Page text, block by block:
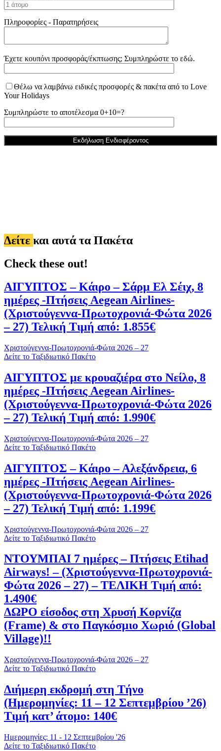
Πληροφορίες - Παρατηρήσεις
Έχετε κουπόνι προσφοράς/έκπτωσης; Συμπληρώστε το εδώ.
Θέλω να λαμβάνω ειδικές προσφορές & πακέτα από το Love
Your Holidays
Συμπληρώστε το αποτέλεσμα 0+10=?
Δείτε και αυτά τα Πακέτα
Check these out!
ΑΙΓΥΠΤΟΣ – Κάιρο – Σάρμ Ελ Σέιχ, 8
ημέρες -Πτήσεις Aegean Airlines-
(Χριστούγεννα-Πρωτοχρονιά-Φώτα 2026
– 27) Τελική Τιμή από: 1.855€
Χριστούγεννα-Πρωτοχρονιά-Φώτα 2026 – 27
Δείτε το Ταξιδιωτικό Πακέτο
ΑΙΓΥΠΤΟΣ με κρουαζιέρα στο Νείλο, 8
ημέρες -Πτήσεις Aegean Airlines-
(Χριστούγεννα-Πρωτοχρονιά-Φώτα 2026
– 27) Τελική Τιμή από: 1.990€
Χριστούγεννα-Πρωτοχρονιά-Φώτα 2026 – 27
Δείτε το Ταξιδιωτικό Πακέτο
ΑΙΓΥΠΤΟΣ – Κάιρο – Αλεξάνδρεια, 6
ημέρες -Πτήσεις Aegean Airlines-
(Χριστούγεννα-Πρωτοχρονιά-Φώτα 2026
– 27) Τελική Τιμή από: 1.199€
Χριστούγεννα-Πρωτοχρονιά-Φώτα 2026 – 27
Δείτε το Ταξιδιωτικό Πακέτο
ΝΤΟΥΜΠΑΙ 7 ημέρες – Πτήσεις Etihad
Airways! – (Χριστούγεννα-Πρωτοχρονιά-
Φώτα 2026 – 27) – ΤΕΛΙΚΗ Τιμή από:
1.490€
ΔΩΡΟ είσοδος στη Χρυσή Κορνίζα
(Frame) & στο Παγκόσμιο Χωριό (Global
Village)!!
Χριστούγεννα-Πρωτοχρονιά-Φώτα 2026 – 27
Δείτε το Ταξιδιωτικό Πακέτο
Διήμερη εκδρομή στη Τήνο
(Ημερομηνίες: 11 – 12 Σεπτεμβρίου ’26)
Τιμή κατ’ άτομο: 140€
Ημερομηνίες: 11 - 12 Σεπτεμβρίου '26
Δείτε το Ταξιδιωτικό Πακέτο